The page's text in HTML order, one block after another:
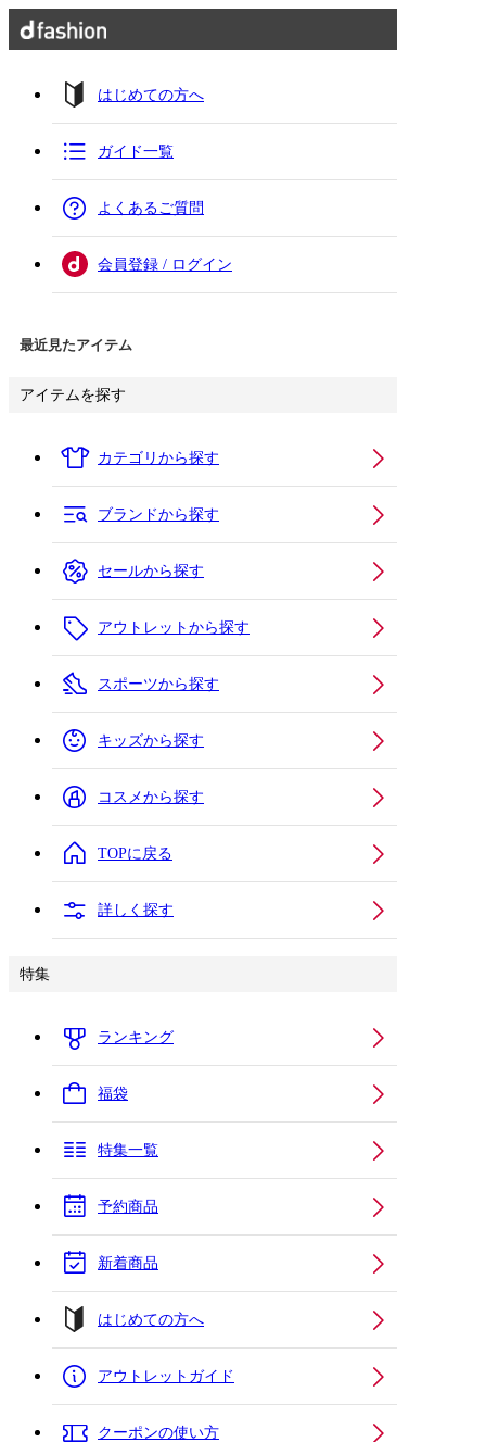
はじめての方へ
ガイド一覧
よくあるご質問
会員登録 / ログイン
最近見たアイテム
アイテムを探す
カテゴリから探す
ブランドから探す
セールから探す
アウトレットから探す
スポーツから探す
キッズから探す
コスメから探す
TOPに戻る
詳しく探す
特集
ランキング
福袋
特集一覧
予約商品
新着商品
はじめての方へ
アウトレットガイド
クーポンの使い方